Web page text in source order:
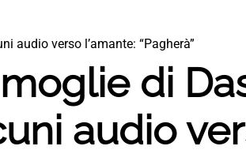
audio verso l’amante: “Pagherà”
di
audio